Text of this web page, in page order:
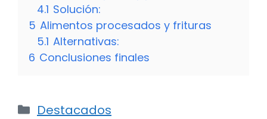
4.1 Solución:
5 Alimentos procesados y frituras
5.1 Alternativas:
6 Conclusiones finales
Categorías
Destacados